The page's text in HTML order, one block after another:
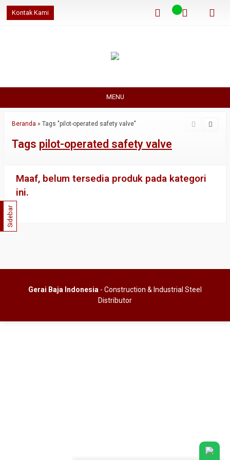
Kontak Kami
MENU
Beranda » Tags "pilot-operated safety valve"
Tags pilot-operated safety valve
Maaf, belum tersedia produk pada kategori
ini.
Sidebar
Gerai Baja Indonesia - Construction & Industrial Steel
Distributor